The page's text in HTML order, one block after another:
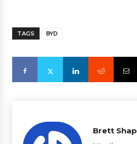
TAGS BYD
Brett